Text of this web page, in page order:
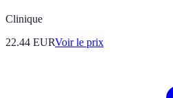
Clinique
22.44 EURVoir le prix